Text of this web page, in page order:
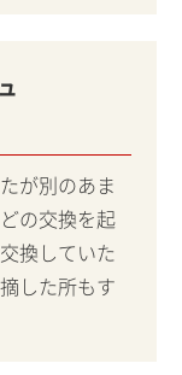
が別のあま
の交換を起
換していた
した所もす